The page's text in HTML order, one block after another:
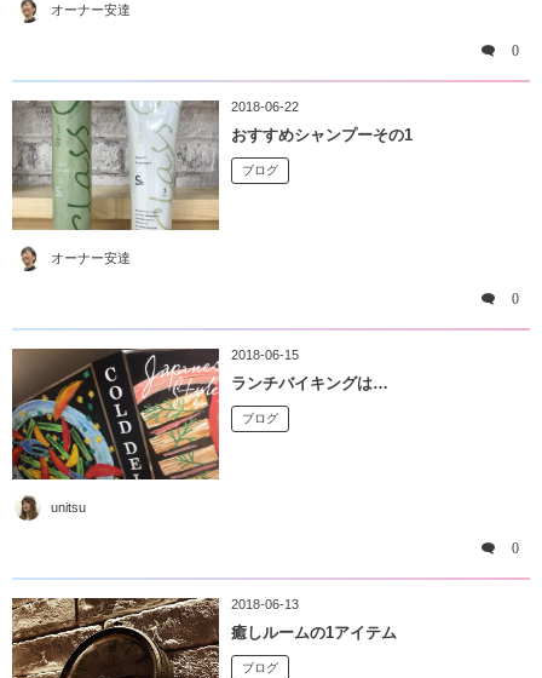
オーナー安達
0
2018-06-22
おすすめシャンプーその1
ブログ
オーナー安達
0
2018-06-15
ランチバイキングは…
ブログ
unitsu
0
2018-06-13
癒しルームの1アイテム
ブログ